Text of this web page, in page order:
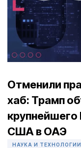
Отменили
хаб: Трамп
США в ОАЭ
НАУКА И ТЕХНОЛОГИИ